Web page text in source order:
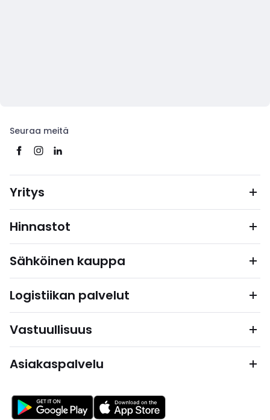
Seuraa meitä
Yritys
Hinnastot
Sähköinen kauppa
Logistiikan palvelut
Vastuullisuus
Asiakaspalvelu